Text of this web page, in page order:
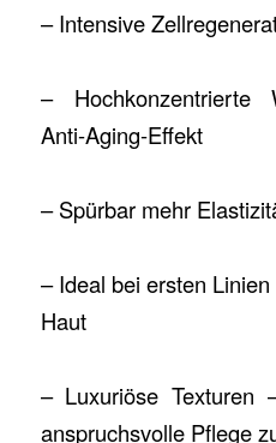
– Intensive
– Hochkonzentrierte
Anti-Aging-Effekt
– Spürbar mehr
– Ideal bei ersten
Haut
– Luxuriöse
anspruchsvolle Pflege